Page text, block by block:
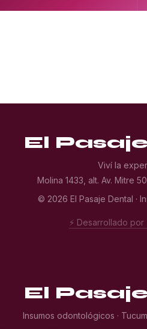
El
Viví la
Molina 1433, alt. Av. Mitre
© 2026 El Pasaje Dental ·
⚡ Desarrollado
El
Insumos odontológicos ·